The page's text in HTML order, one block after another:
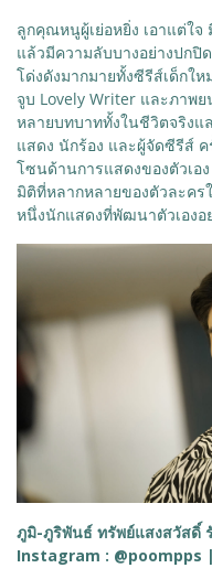
ลูกคุณหนูผู้เย่อหยิ่ง เอาแต่ใ
แล้วมีความลับบางอย่างปก
โด่งดังมากมายทั้งซีรีส์เด็กใ
จูบ Lovely Writer และภาพ
หลายบทบาททั้งในชีวิตจริงแ
แสดง นักร้อง และผู้จัดซีรีส์
โซนด้านการแสดงของตัวเอ
มิติที่หลากหลายของตัวละคร
หนึ่งนักแสดงที่พัฒนาตัวเองอ
ภูมิ-ภูริพันธ์ ทรัพย์แสงสวัสดิ์
Instagram :